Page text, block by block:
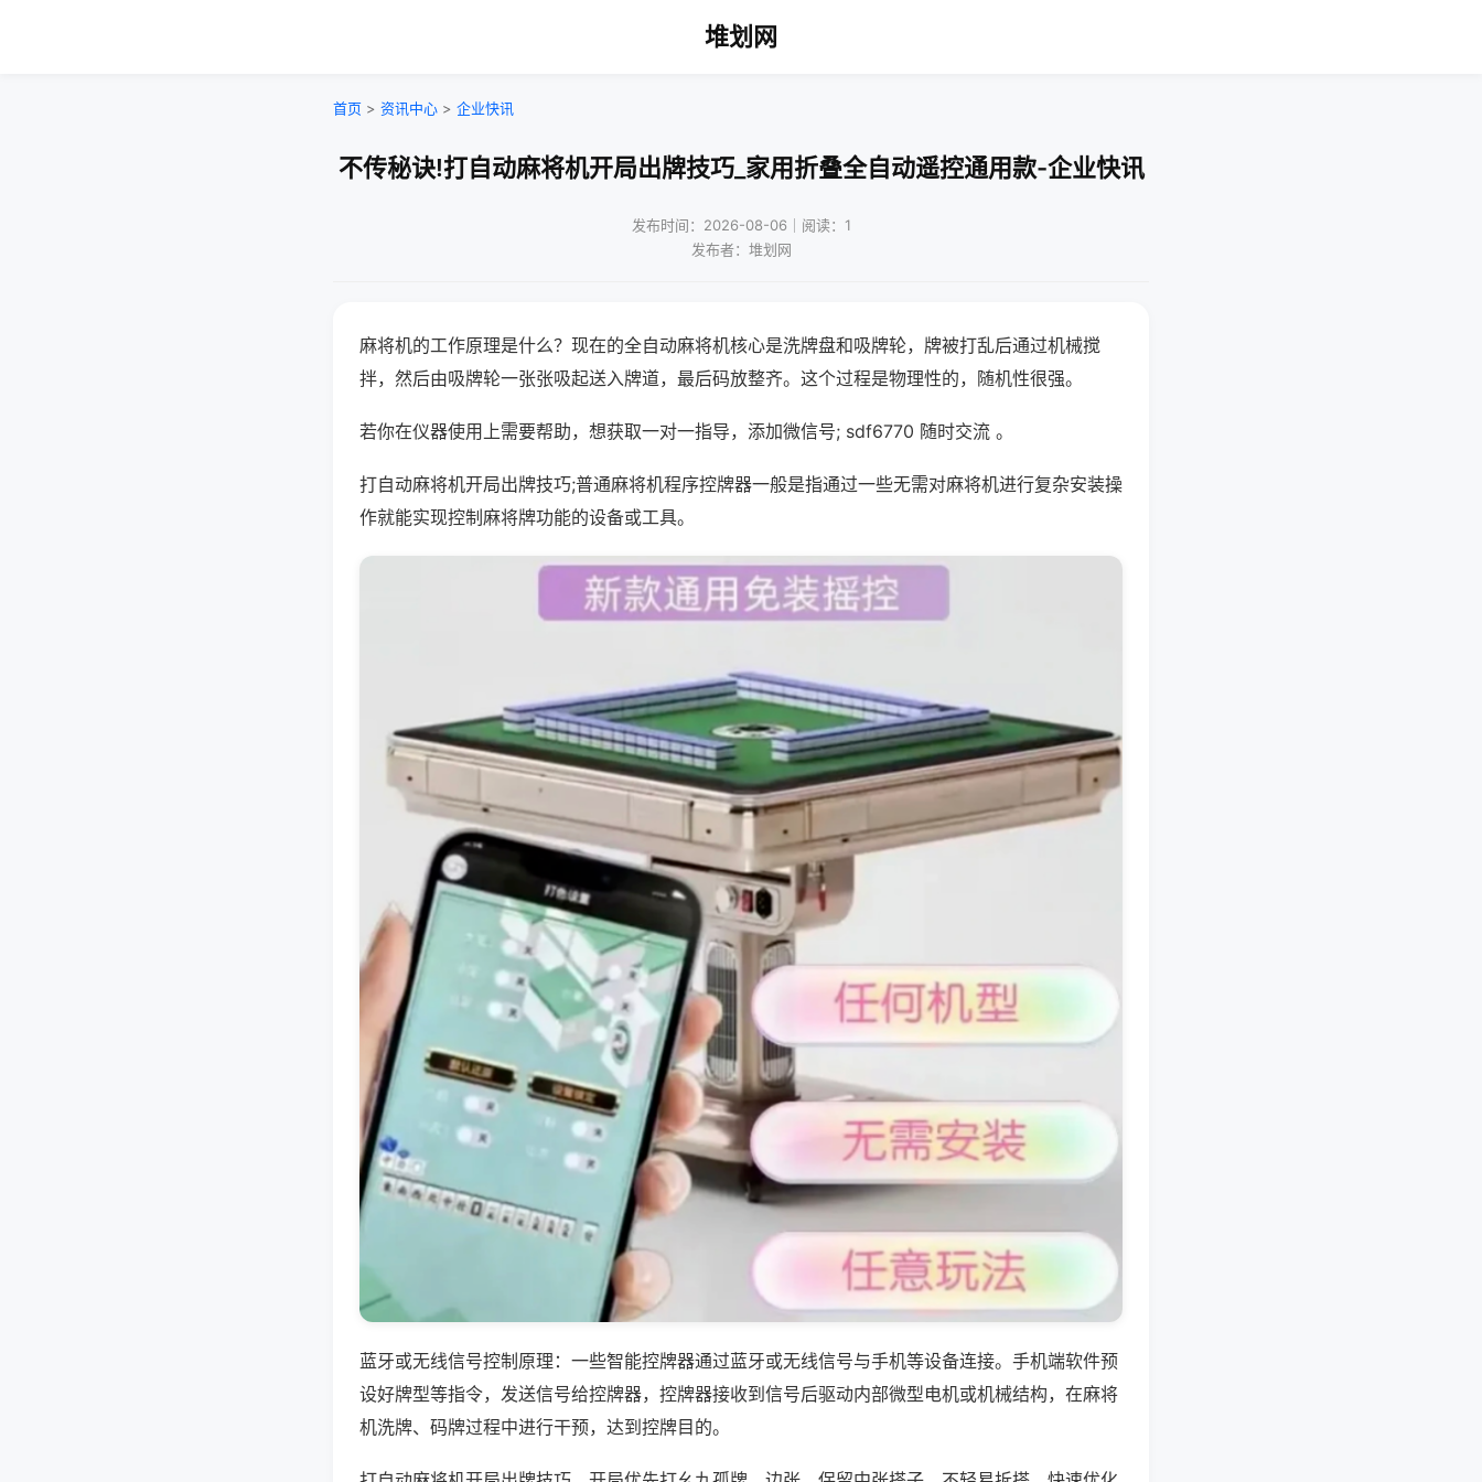
堆划网
首页 > 资讯中心 > 企业快讯
不传秘诀!打自动麻将机开局出牌技巧_家用折叠全自动遥控通用款-企业快讯
发布时间：2026-08-06｜阅读：1
发布者：堆划网
麻将机的工作原理是什么？现在的全自动麻将机核心是洗牌盘和吸牌轮，牌被打乱后通过机械搅
拌，然后由吸牌轮一张张吸起送入牌道，最后码放整齐。这个过程是物理性的，随机性很强。
若你在仪器使用上需要帮助，想获取一对一指导，添加微信号; sdf6770 随时交流 。
打自动麻将机开局出牌技巧;普通麻将机程序控牌器一般是指通过一些无需对麻将机进行复杂安装操
作就能实现控制麻将牌功能的设备或工具。
蓝牙或无线信号控制原理：一些智能控牌器通过蓝牙或无线信号与手机等设备连接。手机端软件预
设好牌型等指令，发送信号给控牌器，控牌器接收到信号后驱动内部微型电机或机械结构，在麻将
机洗牌、码牌过程中进行干预，达到控牌目的。